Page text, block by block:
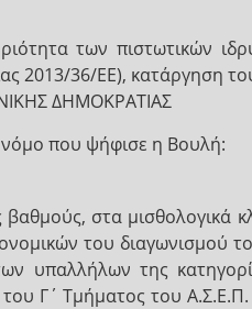
των πιστωτικών
2013/36/ΕΕ), κατάργηση
ΔΗΜΟΚΡΑΤΙΑΣ
που ψήφισε η Βουλή:
βαθμούς, στα μισθολογικά
του διαγωνισμού
υπαλλήλων της
Γ΄ Τμήματος του